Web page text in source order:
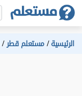
الرئيسية مستعلم قطر